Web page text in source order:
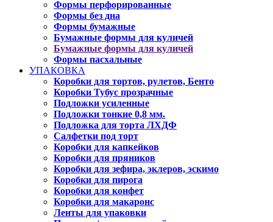
Формы перфорированные
Формы без дна
Формы бумажные
Бумажные формы для куличей
Бумажные формы для куличей
Формы пасхальные
УПАКОВКА
Коробки для тортов, рулетов, Бенто
Коробки Тубус прозрачные
Подложки усиленные
Подложки тонкие 0,8 мм.
Подложка для торта ЛХДФ
Салфетки под торт
Коробки для капкейков
Коробки для пряников
Коробки для зефира, эклеров, эскимо
Коробки для пирога
Коробки для конфет
Коробки для макаронс
Ленты для упаковки